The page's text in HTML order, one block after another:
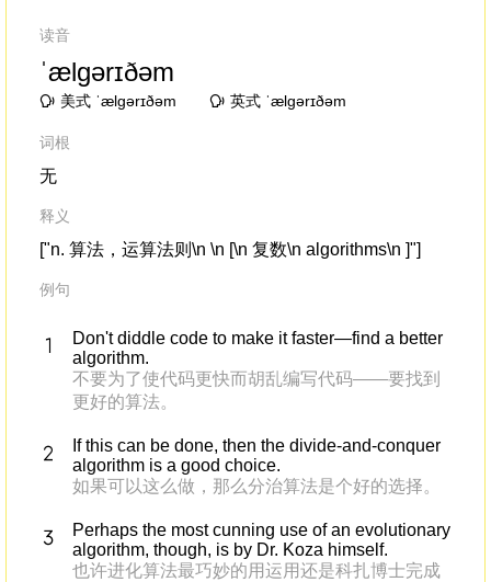
读音
ˈælɡərɪðəm
美式 ˈælɡərɪðəm 英式 ˈælɡərɪðəm
词根
无
释义
["n. 算法，运算法则\n \n [\n 复数\n algorithms\n ]"]
例句
Don't diddle code to make it faster—find a better
algorithm.
不要为了使代码更快而胡乱编写代码——要找到
更好的算法。
If this can be done, then the divide-and-conquer
algorithm is a good choice.
如果可以这么做，那么分治算法是个好的选择。
Perhaps the most cunning use of an evolutionary
algorithm, though, is by Dr. Koza himself.
也许进化算法最巧妙的用运用还是科扎博士完成